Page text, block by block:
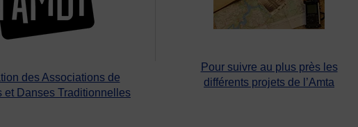
des Associations de
et Danses Traditionnelles
Pour suivre au plus près les
différents projets de l’Amta